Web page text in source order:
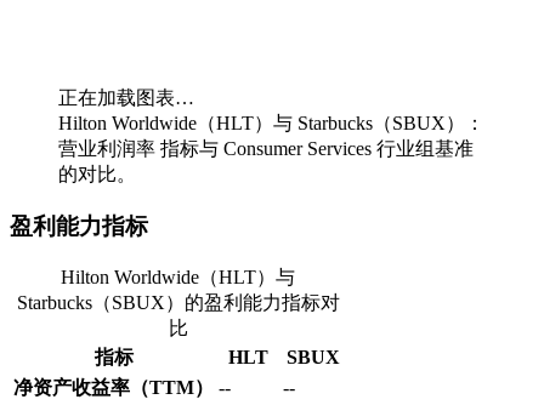
正在加载图表…
Hilton Worldwide（HLT）与 Starbucks（SBUX）：
营业利润率 指标与 Consumer Services 行业组基准
的对比。
盈利能力指标
Hilton Worldwide（HLT）与
Starbucks（SBUX）的盈利能力指标对
比
指标
HLT
SBUX
净资产收益率（TTM）
--
--